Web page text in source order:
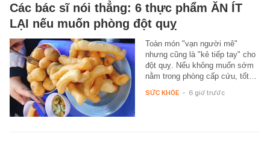
Các bác sĩ nói thẳng: 6 thực phẩm ĂN ÍT
LẠI nếu muốn phòng đột quỵ
Toàn món "vạn người mê"
nhưng cũng là "kẻ tiếp tay" cho
đột quỵ. Nếu không muốn sớm
nằm trong phòng cấp cứu, tốt…
SỨC KHỎE - 6 giờ trước